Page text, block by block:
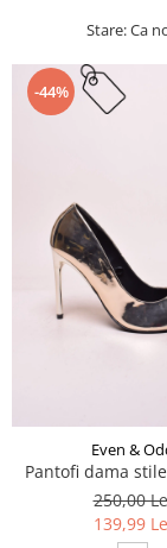
Stare: Ca
-44%
Even &
Pantofi dama
250,00
139,99